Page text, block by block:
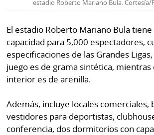
estadio Roberto Mariano Bula.
El estadio Roberto Mariano Bula tiene
capacidad para 5,000 espectadores,
especificaciones de las Grandes
juego es de grama sintética,
interior es de arenilla.
Además, incluye locales comerciales,
vestidores para deportistas,
conferencia, dos dormitorios con